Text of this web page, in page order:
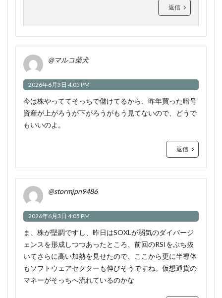
返信
@マルコ柴犬
2026年6月3日 4:05 PM
今は株やっててそっちで儲けてるから、昨年買った暗号
資産が上がろうが下がろうがもう見てないので、どうで
もいいのよ。
返信
@stormjpn9486
2026年6月3日 4:05 PM
ま、株が堅調ですし、昨日はSOXLが弱気のダイバージ
ェンスを形成しつつあったところ、前回のRSIをぶち抜
いてさらに高い加熱を見せたので、ここから更に半導体
もソフトウェアセクターも伸びそうですね。仮想通貨の
マネーがそっちへ流れているのかな